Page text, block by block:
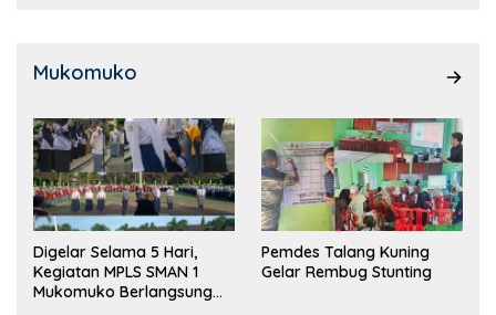
Mukomuko
Digelar Selama 5 Hari,
Kegiatan MPLS SMAN 1
Mukomuko Berlangsung
Pemdes Talang Kuning
Gelar Rembug Stunting